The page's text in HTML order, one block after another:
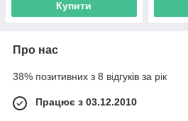
Купити
Про нас
38% позитивних з 8 відгуків за рік
Працює з 03.12.2010